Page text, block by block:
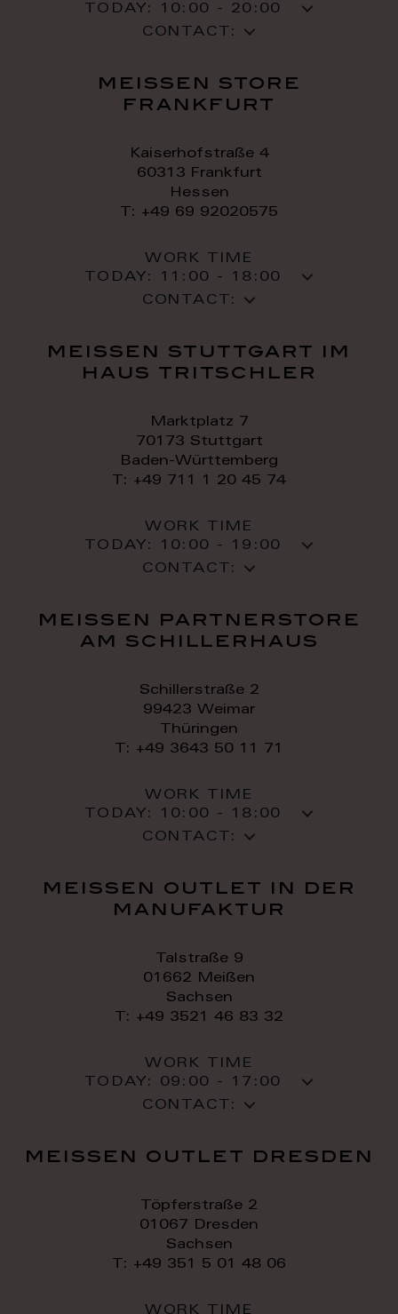
TODAY:
10:00 - 20:00
CONTACT:
meissen store
frankfurt
Kaiserhofstraße 4
60313 Frankfurt
Hessen
T: +49 69 92020575
WORK TIME
TODAY:
11:00 - 18:00
CONTACT:
meissen stuttgart im
haus tritschler
Marktplatz 7
70173 Stuttgart
Baden-Württemberg
T: +49 711 1 20 45 74
WORK TIME
TODAY:
10:00 - 19:00
CONTACT:
meissen partnerstore
am schillerhaus
Schillerstraße 2
99423 Weimar
Thüringen
T: +49 3643 50 11 71
WORK TIME
TODAY:
10:00 - 18:00
CONTACT:
meissen outlet in der
manufaktur
Talstraße 9
01662 Meißen
Sachsen
T: +49 3521 46 83 32
WORK TIME
TODAY: 09:00 - 17:00
CONTACT:
meissen outlet dresden
Töpferstraße 2
01067 Dresden
Sachsen
T: +49 351 5 01 48 06
WORK TIME